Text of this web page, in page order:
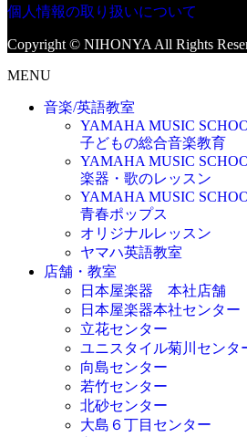
個人情報の取り扱いについて
Copyright © NIHONYA All Rights
MENU
音楽/英語教室
YAMAHA MUSIC
子どもの総合音楽教育
YAMAHA MUSIC
楽器・歌のレッスン
YAMAHA MUSIC
青春ポップス
オリジナルレッスン
ヤマハ英語教室
店舗・教室
日本屋楽器 本社店舗
日本屋楽器本社センター
立花センター
ユニスタイル菊川センタ
向島センター
若竹センター
北砂センター
大島６丁目センター